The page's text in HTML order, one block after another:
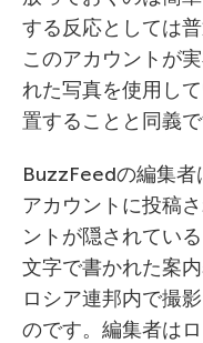
する反応としては
このアカウントが
れた写真を使用し
置することと同義で
BuzzFeedの編集
アカウントに投稿
ントが隠されてい
文字で書かれた案
ロシア連邦内で撮
のです。編集者は